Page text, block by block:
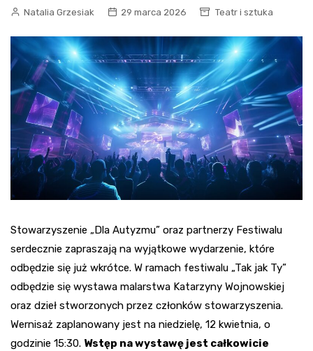
Natalia Grzesiak 29 marca 2026 Teatr i sztuka
Stowarzyszenie „Dla Autyzmu” oraz partnerzy Festiwalu
serdecznie zapraszają na wyjątkowe wydarzenie, które
odbędzie się już wkrótce. W ramach festiwalu „Tak jak Ty”
odbędzie się wystawa malarstwa Katarzyny Wojnowskiej
oraz dzieł stworzonych przez członków stowarzyszenia.
Wernisaż zaplanowany jest na niedzielę, 12 kwietnia, o
godzinie 15:30. Wstęp na wystawę jest całkowicie